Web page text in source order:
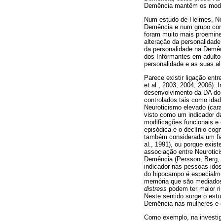
Demência mantêm os
Num estudo de Helmes,
Demência e num grupo
foram muito mais
alteração da
da personalidade na
dos Informantes em
personalidade e as suas
Parece existir ligação
et al., 2003, 2004, 2006).
desenvolvimento da DA
controlados tais como
Neuroticismo elevado
visto como um indicador
modificações funcionais e
episódica e o declínio
também considerada um
al., 1991), ou porque
associação entre
Demência (Persson,
indicador nas pessoas
do hipocampo é
memória que são
distress podem ter maior
Neste sentido surge o
Demência nas mulheres
Como exemplo, na